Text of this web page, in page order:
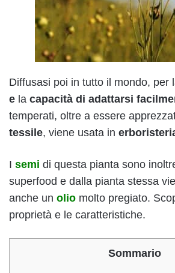
Diffusasi poi in tutto il mondo, per
e la capacità di adattarsi
temperati, oltre a essere
tessile, viene usata in
I semi di questa pianta sono
superfood e dalla pianta stessa
anche un olio molto pregiato.
proprietà e le caratteristiche.
Sommario